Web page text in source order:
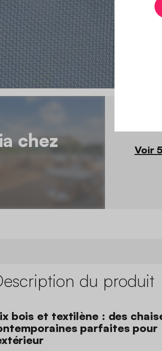
chez
Voir
du produit
bois et textilène : des
parfaites pour